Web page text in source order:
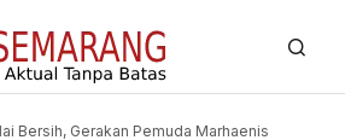
Bersih, Gerakan Pemuda Marhaenis